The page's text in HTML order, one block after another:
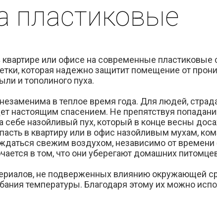
пластиковые
или офисе на современные пластиковые
которая надежно защитит помещение от
и тополиного пуха.
в теплое время года. Для людей,
настоящим спасением. Не препятствуя
себе назойливый пух, который в конце весны
в квартиру или в офис назойливым мухам,
свежим воздухом, независимо от времени
в том, что они уберегают домашних
не подверженных влиянию окружающей
температуры. Благодаря этому их можно